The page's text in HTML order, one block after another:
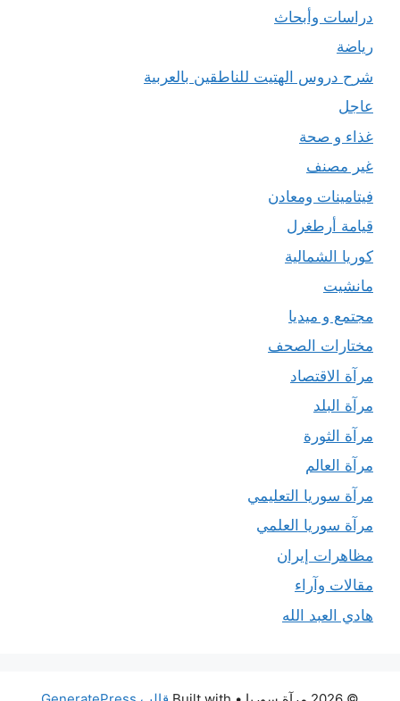
دراسات وأبحاث
رياضة
شرح دروس الهتيت للناطقين بالعربية
عاجل
غذاء و صحة
غير مصنف
فيتامينات ومعادن
قيامة أرطغرل
كوريا الشمالية
مانشيت
مجتمع و ميديا
مختارات الصحف
مرآة الاقتصاد
مرآة البلد
مرآة الثورة
مرآة العالم
مرآة سوريا التعليمي
مرآة سوريا العلمي
مظاهرات إيران
مقالات وآراء
هادي العبد الله